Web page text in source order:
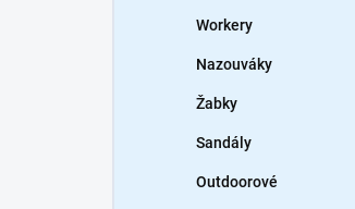
Workery
Nazouváky
Žabky
Sandály
Outdoorové